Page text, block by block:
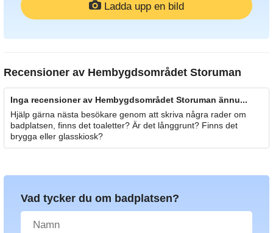
Ladda upp en bild
Recensioner av Hembygdsområdet Storuman
Inga recensioner av Hembygdsområdet Storuman ännu...
Hjälp gärna nästa besökare genom att skriva några rader om
badplatsen, finns det toaletter? Är det långgrunt? Finns det
brygga eller glasskiosk?
Vad tycker du om badplatsen?